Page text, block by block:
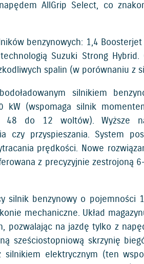
AllGrip Select, co
benzynowych: 1,4
Suzuki Strong
spalin (w porównaniu z
silnikiem
kW (wspomaga silnik
do 12 woltów). Wyższe
czy przyspieszania. System
prędkości. Nowe
z precyzyjnie zestrojoną
silnik benzynowy o pojemności
mechaniczne. Układ
na jazdę tylko z
sześciostopniową skrzynię
silnikiem elektrycznym (ten